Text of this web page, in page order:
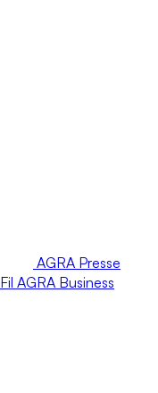
AGRA Presse
Fil AGRA Business